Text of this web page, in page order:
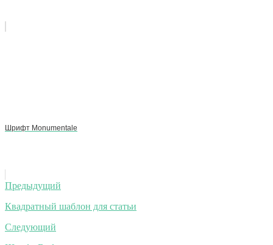
Шрифт Monumentale
Навигация
по
записям
Предыдущий
Квадратный шаблон для статьи
Следующий